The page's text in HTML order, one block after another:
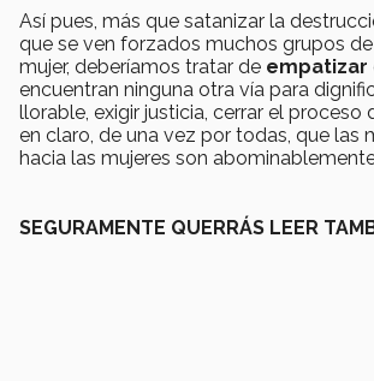
Así pues, más que satanizar la
que se ven forzados muchos grupos
mujer, deberíamos tratar de empatizar
encuentran ninguna otra vía para
llorable, exigir justicia, cerrar el proceso
en claro, de una vez por todas, que las
hacia las mujeres son
SEGURAMENTE QUERRÁS LEER